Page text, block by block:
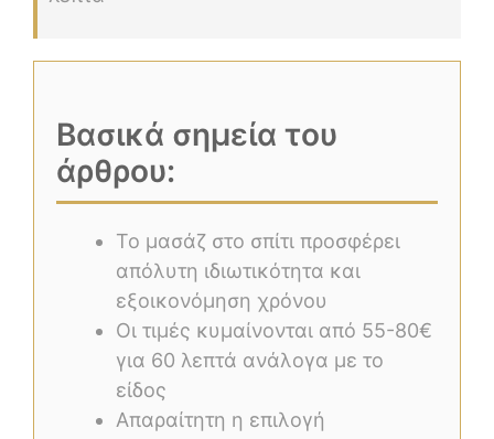
Βασικά σημεία του
άρθρου:
Το μασάζ στο σπίτι προσφέρει
απόλυτη ιδιωτικότητα και
εξοικονόμηση χρόνου
Οι τιμές κυμαίνονται από 55-80€
για 60 λεπτά ανάλογα με το
είδος
Απαραίτητη η επιλογή